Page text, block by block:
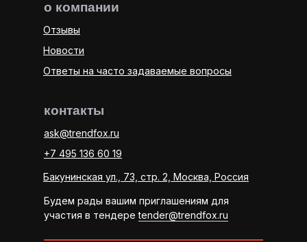
контакты
о компании
Будем рады вашим приглашениям для
участия в тендереtender@trendfox.ru
Бакунинская ул., 73, стр. 2, Москва, Россия
+7 495 136 60 19
ask@trendfox.ru
Ответы на часто задаваемые вопросы
Новости
Отзывы